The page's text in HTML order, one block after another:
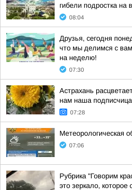
гибели подростка на
08:04
Друзья, сегодня
что мы делимся с
на неделю!
07:30
Астрахань
нам наша
07:28
Метеорологическая
07:06
Рубрика "Говорим
это зеркало, которое